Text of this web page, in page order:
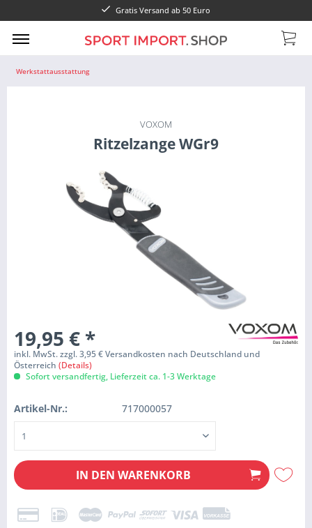
Gratis Versand ab 50 Euro
Werkstattausstattung
VOXOM
Ritzelzange WGr9
19,95 € *
inkl. MwSt. zzgl. 3,95 € Versandkosten nach Deutschland und
Österreich (Details)
Sofort versandfertig, Lieferzeit ca. 1-3 Werktage
Artikel-Nr.: 717000057
IN DEN WARENKORB